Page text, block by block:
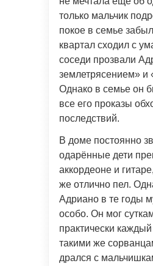
только мальчик
покое в семье
квартал сходил с
соседи прозвали
землетрясением» и
Однако в семье он
все его проказы
последствий.
В доме постоянно
одарённые дети
аккордеоне и
же отлично пел.
Адриано в те годы
особо. Он мог
практически
такими же
дрался с